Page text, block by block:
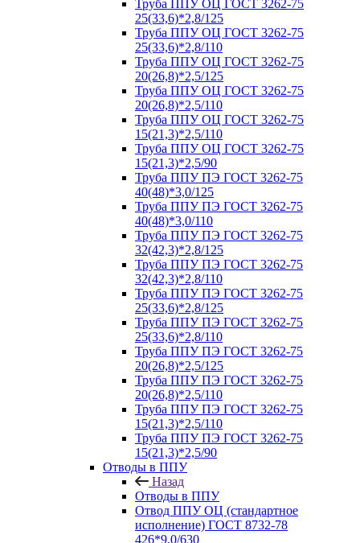
Труба ППУ ОЦ ГОСТ 3262-75
25(33,6)*2,8/125
Труба ППУ ОЦ ГОСТ 3262-75
25(33,6)*2,8/110
Труба ППУ ОЦ ГОСТ 3262-75
20(26,8)*2,5/125
Труба ППУ ОЦ ГОСТ 3262-75
20(26,8)*2,5/110
Труба ППУ ОЦ ГОСТ 3262-75
15(21,3)*2,5/110
Труба ППУ ОЦ ГОСТ 3262-75
15(21,3)*2,5/90
Труба ППУ ПЭ ГОСТ 3262-75
40(48)*3,0/125
Труба ППУ ПЭ ГОСТ 3262-75
40(48)*3,0/110
Труба ППУ ПЭ ГОСТ 3262-75
32(42,3)*2,8/125
Труба ППУ ПЭ ГОСТ 3262-75
32(42,3)*2,8/110
Труба ППУ ПЭ ГОСТ 3262-75
25(33,6)*2,8/125
Труба ППУ ПЭ ГОСТ 3262-75
25(33,6)*2,8/110
Труба ППУ ПЭ ГОСТ 3262-75
20(26,8)*2,5/125
Труба ППУ ПЭ ГОСТ 3262-75
20(26,8)*2,5/110
Труба ППУ ПЭ ГОСТ 3262-75
15(21,3)*2,5/110
Труба ППУ ПЭ ГОСТ 3262-75
15(21,3)*2,5/90
Отводы в ППУ
Назад
Отводы в ППУ
Отвод ППУ ОЦ (стандартное
исполнение) ГОСТ 8732-78
426*9,0/630